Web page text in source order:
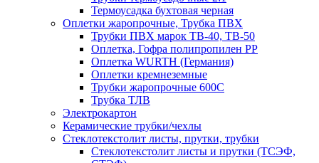
Термоусадка бухтовая черная
Оплетки жаропрочные, Трубка ПВХ
Трубки ПВХ марок ТВ-40, ТВ-50
Оплетка, Гофра полипропилен PP
Оплетка WURTH (Германия)
Оплетки кремнеземные
Трубки жаропрочные 600С
Трубка ТЛВ
Электрокартон
Керамические трубки/чехлы
Cтеклотекстолит листы, прутки, трубки
Стеклотекстолит листы и прутки (ТСЭФ,